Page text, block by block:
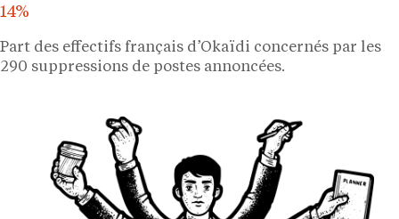
14%
Part des effectifs français d’Okaïdi concernés par les
290 suppressions de postes annoncées.